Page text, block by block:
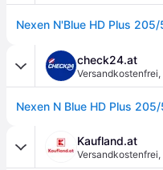
check24.at
Versandkostenfrei,
Kaufland.at
Versandkostenfrei,